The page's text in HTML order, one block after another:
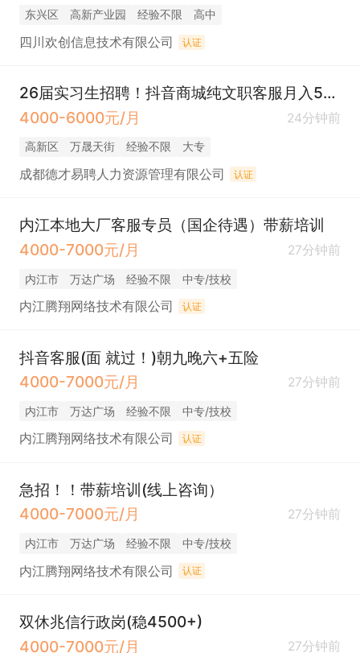
东兴区 高新产业园 经验不限 高中
四川欢创信息技术有限公司 认证
26届实习生招聘！抖音商城纯文职客服月入5K+住宿
4000-6000元/月
24分钟前
高新区 万晟天街 经验不限 大专
成都德才易聘人力资源管理有限公司 认证
内江本地大厂客服专员（国企待遇）带薪培训
4000-7000元/月
27分钟前
内江市 万达广场 经验不限 中专/技校
内江腾翔网络技术有限公司 认证
抖音客服(面 就过！)朝九晚六+五险
4000-7000元/月
27分钟前
内江市 万达广场 经验不限 中专/技校
内江腾翔网络技术有限公司 认证
急招！！带薪培训(线上咨询）
4000-7000元/月
27分钟前
内江市 万达广场 经验不限 中专/技校
内江腾翔网络技术有限公司 认证
双休兆信行政岗(稳4500+)
4000-7000元/月
27分钟前